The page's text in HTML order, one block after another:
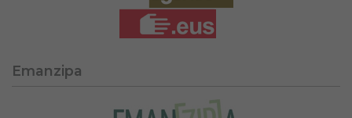
Emanzipa